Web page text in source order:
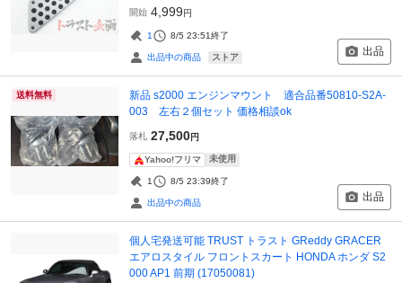
開始 4,999円
1 8/5 23:51終了
出品中の商品 ストア 出品
送料無料
新品 s2000 エンジンマウント 適合品番50810-S2A-
003 左右２個セット 価格相談ok
落札 27,500円
Yahoo!フリマ 未使用
1 8/5 23:39終了
出品中の商品 出品
個人宅発送可能 TRUST トラスト GReddy GRACER
エアロスタイル フロントスカート HONDA ホンダ S2
000 AP1 前期 (17050081)